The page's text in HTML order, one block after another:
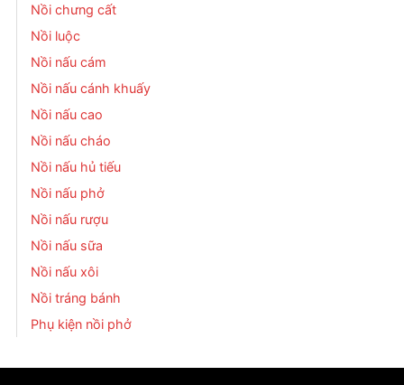
Nồi chưng cất
Nồi luộc
Nồi nấu cám
Nồi nấu cánh khuấy
Nồi nấu cao
Nồi nấu cháo
Nồi nấu hủ tiếu
Nồi nấu phở
Nồi nấu rượu
Nồi nấu sữa
Nồi nấu xôi
Nồi tráng bánh
Phụ kiện nồi phở